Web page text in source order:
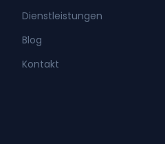
Dienstleistungen
Blog
Kontakt